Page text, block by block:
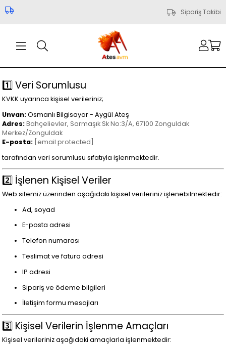
Sipariş Takibi
1️⃣ Veri Sorumlusu
KVKK uyarınca kişisel verileriniz;
Unvan:Osmanlı Bilgisayar - Aygül Ateş
Adres: Bahçelievler, Sarmaşık Sk No:3/A, 67100 Zonguldak
Merkez/Zonguldak
E-posta: [email protected]
tarafından veri sorumlusu sıfatıyla işlenmektedir.
2️⃣ İşlenen Kişisel Veriler
Web sitemiz üzerinden aşağıdaki kişisel verileriniz işlenebilmektedir:
Ad, soyad
E-posta adresi
Telefon numarası
Teslimat ve fatura adresi
IP adresi
Sipariş ve ödeme bilgileri
İletişim formu mesajları
3️⃣ Kişisel Verilerin İşlenme Amaçları
Kişisel verileriniz aşağıdaki amaçlarla işlenmektedir: